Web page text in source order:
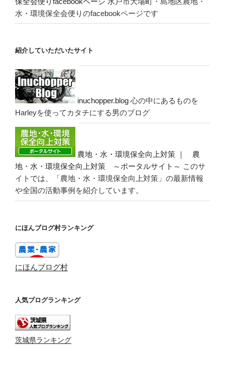
水・環境保全会便りのfacebookページです
紹介していただいたサイト
inuchopper.blog 心の中にあるものを
Harleyを使ってカタチにする男のブログ
農地・水・環境保全向上対策 ｜ 農
地・水・環境保全向上対策 ～ポータルサイト～ このサ
イトでは、「農地・水・環境保全向上対策」の最新情報
や全国の活動事例を紹介しています。
にほんブログ村ランキング
にほんブログ村
人気ブログランキング
茨城県ランキング